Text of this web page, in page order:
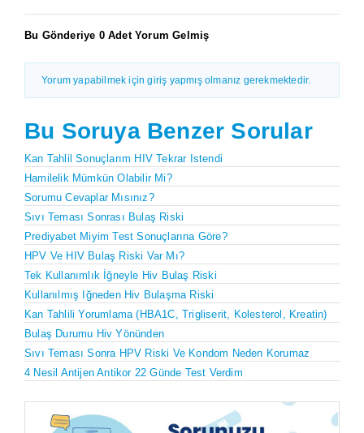
Bu Gönderiye 0 Adet Yorum Gelmiş
Yorum yapabilmek için giriş yapmış olmanız gerekmektedir.
Bu Soruya Benzer Sorular
Kan Tahlil Sonuçlarım HIV Tekrar Istendi
Hamilelik Mümkün Olabilir Mi?
Sorumu Cevaplar Mısınız?
Sıvı Teması Sonrası Bulaş Riski
Prediyabet Miyim Test Sonuçlarına Göre?
HPV Ve HIV Bulaş Riski Var Mı?
Tek Kullanımlık İğneyle Hiv Bulaş Riski
Kullanılmış Iğneden Hiv Bulaşma Riski
Kan Tahlili Yorumlama (HBA1C, Trigliserit, Kolesterol, Kreatin)
Bulaş Durumu Hiv Yönünden
Sıvı Teması Sonra HPV Riski Ve Kondom Neden Korumaz
4 Nesil Antijen Antikor 22 Günde Test Verdim